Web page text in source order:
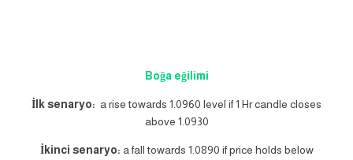
Boğa eğilimi
İlk senaryo: a rise towards 1.0960 level if 1 Hr candle closes
above 1.0930
İkinci senaryo: a fall towards 1.0890 if price holds below